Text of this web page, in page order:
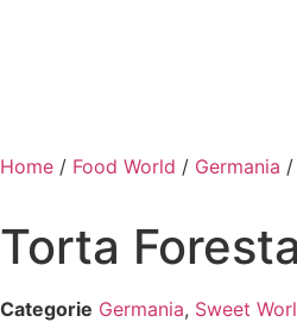
Home / Food World / Germania /
Torta
Categorie Germania, Sweet